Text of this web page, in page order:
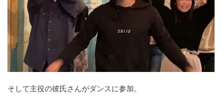
そして主役の彼氏さんがダンスに参加。